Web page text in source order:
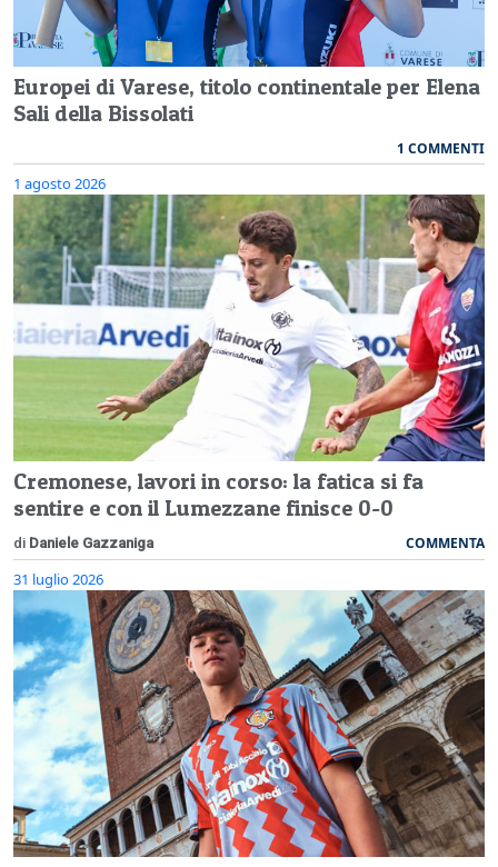
Europei di Varese, titolo continentale per Elena
Sali della Bissolati
1 COMMENTI
1 agosto 2026
Cremonese, lavori in corso: la fatica si fa
sentire e con il Lumezzane finisce 0-0
di Daniele Gazzaniga COMMENTA
31 luglio 2026